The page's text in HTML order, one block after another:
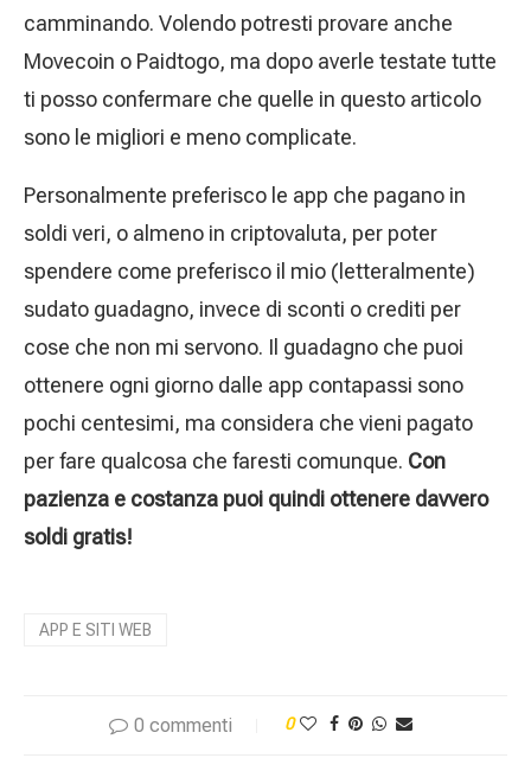
camminando. Volendo potresti provare anche
Movecoin o Paidtogo, ma dopo averle testate tutte
ti posso confermare che quelle in questo articolo
sono le migliori e meno complicate.
Personalmente preferisco le app che pagano in
soldi veri, o almeno in criptovaluta, per poter
spendere come preferisco il mio (letteralmente)
sudato guadagno, invece di sconti o crediti per
cose che non mi servono. Il guadagno che puoi
ottenere ogni giorno dalle app contapassi sono
pochi centesimi, ma considera che vieni pagato
per fare qualcosa che faresti comunque. Con
pazienza e costanza puoi quindi ottenere davvero
soldi gratis!
APP E SITI WEB
0 commenti 0